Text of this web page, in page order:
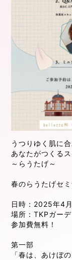
うつりゆく肌に
あなたがつくる
～らうたげ～
春のらうたげセ
日時：2025年4
場所：TKPガー
参加費無料！
第一部
「春は、あけぼの